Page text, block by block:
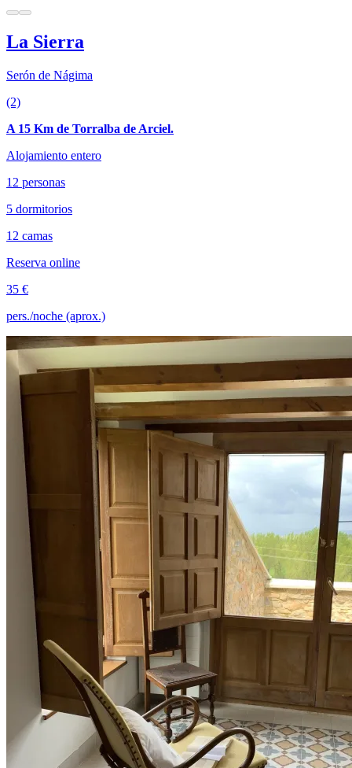
La Sierra
Serón de Nágima
(2)
A 15 Km de Torralba de Arciel.
Alojamiento entero
12 personas
5 dormitorios
12 camas
Reserva online
35 €
pers./noche (aprox.)